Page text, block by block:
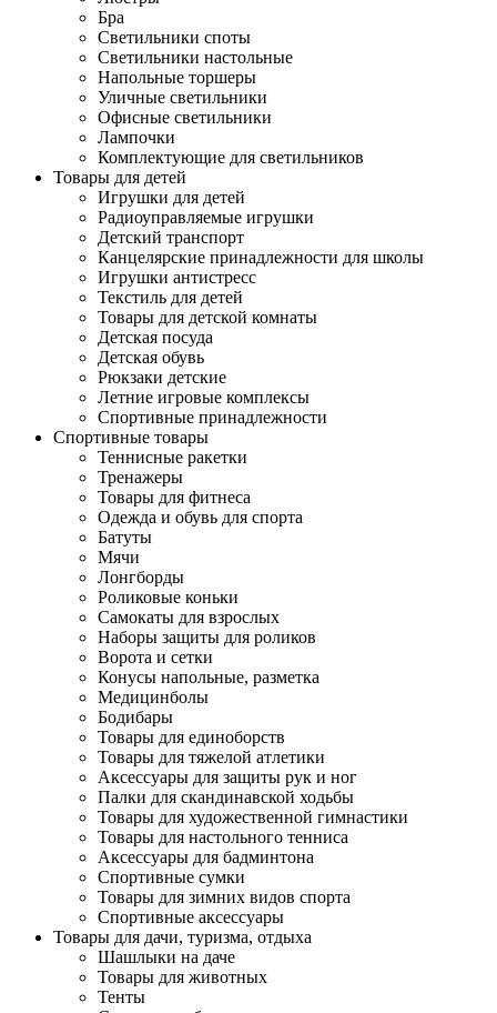
Бра
Светильники споты
Светильники настольные
Напольные торшеры
Уличные светильники
Офисные светильники
Лампочки
Комплектующие для светильников
Товары для детей
Игрушки для детей
Радиоуправляемые игрушки
Детский транспорт
Канцелярские принадлежности для школы
Игрушки антистресс
Текстиль для детей
Товары для детской комнаты
Детская посуда
Детская обувь
Рюкзаки детские
Летние игровые комплексы
Спортивные принадлежности
Спортивные товары
Теннисные ракетки
Тренажеры
Товары для фитнеса
Одежда и обувь для спорта
Батуты
Мячи
Лонгборды
Роликовые коньки
Самокаты для взрослых
Наборы защиты для роликов
Ворота и сетки
Конусы напольные, разметка
Медицинболы
Бодибары
Товары для единоборств
Товары для тяжелой атлетики
Аксессуары для защиты рук и ног
Палки для скандинавской ходьбы
Товары для художественной гимнастики
Товары для настольного тенниса
Аксессуары для бадминтона
Спортивные сумки
Товары для зимних видов спорта
Спортивные аксессуары
Товары для дачи, туризма, отдыха
Шашлыки на даче
Товары для животных
Тенты